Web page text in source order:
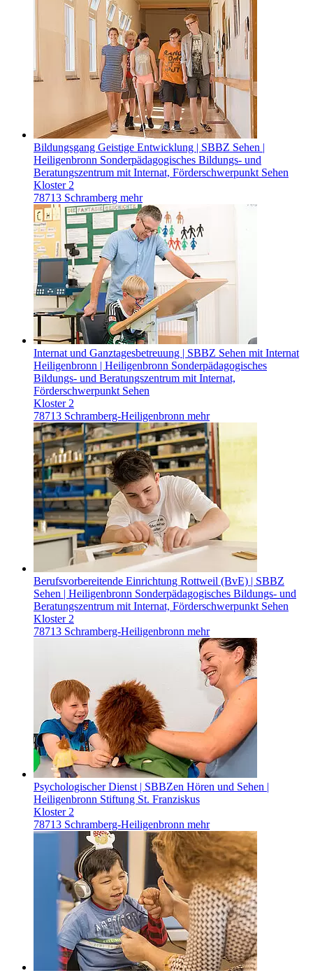
Bildungsgang Geistige Entwicklung | SBBZ Sehen |
Heiligenbronn Sonderpädagogisches Bildungs- und
Beratungszentrum mit Internat, Förderschwerpunkt Sehen
Kloster 2
78713 Schramberg mehr
Internat und Ganztagesbetreuung | SBBZ Sehen mit Internat
Heiligenbronn | Heiligenbronn Sonderpädagogisches
Bildungs- und Beratungszentrum mit Internat,
Förderschwerpunkt Sehen
Kloster 2
78713 Schramberg-Heiligenbronn mehr
Berufsvorbereitende Einrichtung Rottweil (BvE) | SBBZ
Sehen | Heiligenbronn Sonderpädagogisches Bildungs- und
Beratungszentrum mit Internat, Förderschwerpunkt Sehen
Kloster 2
78713 Schramberg-Heiligenbronn mehr
Psychologischer Dienst | SBBZen Hören und Sehen |
Heiligenbronn Stiftung St. Franziskus
Kloster 2
78713 Schramberg-Heiligenbronn mehr